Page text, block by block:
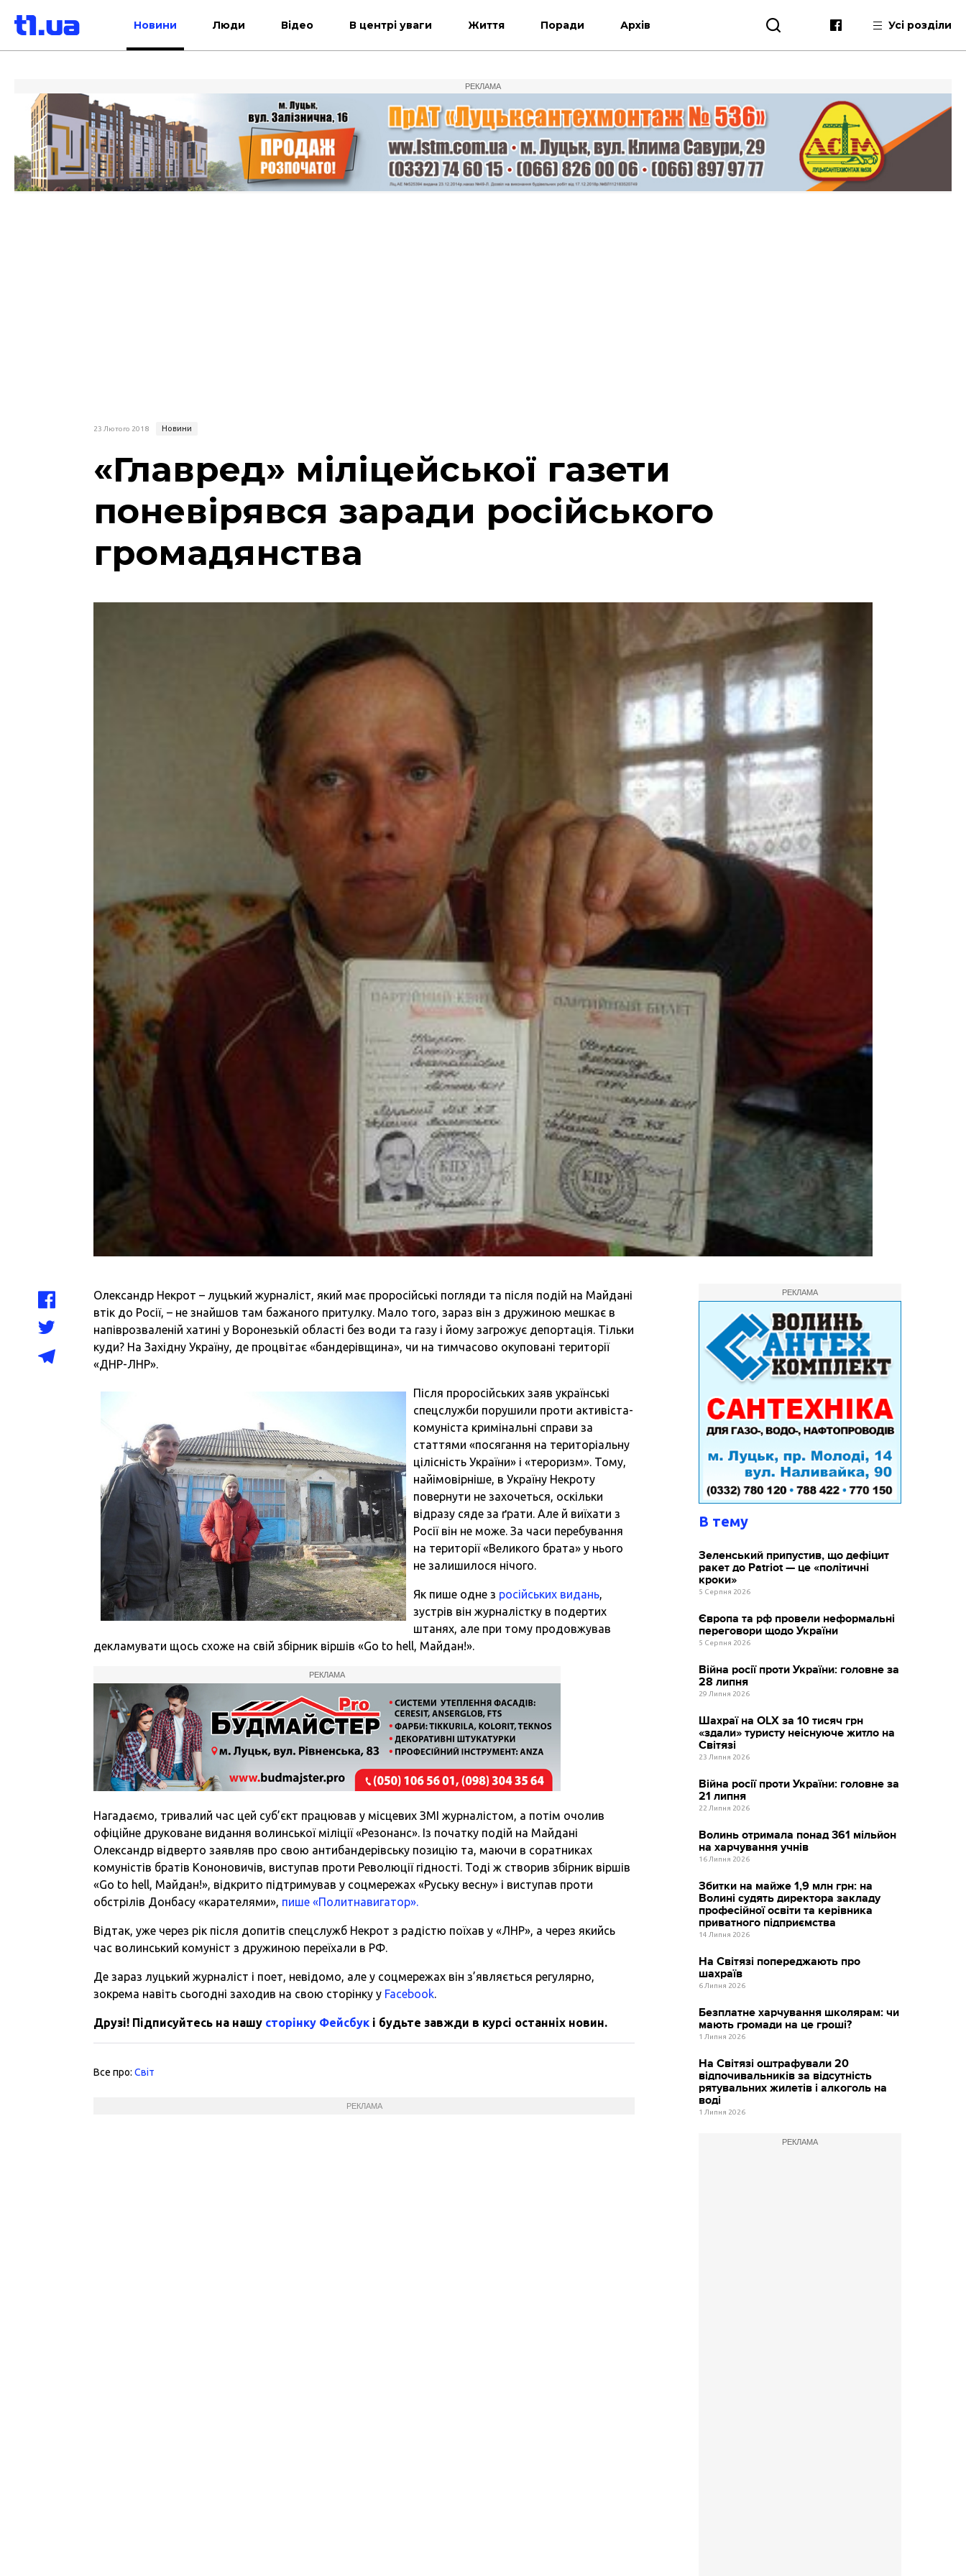
Новини Люди Відео В центрі уваги Життя Поради Архів Усі розділи
РЕКЛАМА
23 Лютого 2018 Новини
«Главред» міліцейської газети
поневірявся заради російського
громадянства
Олександр Некрот – луцький журналіст, який має проросійські погляди та після подій на Майдані
втік до Росії, – не знайшов там бажаного притулку. Мало того, зараз він з дружиною мешкає в
напіврозваленій хатині у Воронезькій області без води та газу і йому загрожує депортація. Тільки
куди? На Західну Україну, де процвітає «бандерівщина», чи на тимчасово окуповані території
«ДНР-ЛНР».
Після проросійських заяв українські
спецслужби порушили проти активіста-
комуніста кримінальні справи за
статтями «посягання на територіальну
цілісність України» і «тероризм». Тому,
найімовірніше, в Україну Некроту
повернути не захочеться, оскільки
відразу сяде за ґрати. Але й виїхати з
Росії він не може. За часи перебування
на території «Великого брата» у нього
не залишилося нічого.
Як пише одне з російських видань,
зустрів він журналістку в подертих
штанях, але при тому продовжував
декламувати щось схоже на свій збірник віршів «Go to hell, Майдан!».
РЕКЛАМА
Нагадаємо, тривалий час цей суб’єкт працював у місцевих ЗМІ журналістом, а потім очолив
офіційне друковане видання волинської міліції «Резонанс». Із початку подій на Майдані
Олександр відверто заявляв про свою антибандерівську позицію та, маючи в соратниках
комуністів братів Кононовичів, виступав проти Революції гідності. Тоді ж створив збірник віршів
«Go to hell, Майдан!», відкрито підтримував у соцмережах «Руську весну» і виступав проти
обстрілів Донбасу «карателями», пише «Политнавигатор».
Відтак, уже через рік після допитів спецслужб Некрот з радістю поїхав у «ЛНР», а через якийсь
час волинський комуніст з дружиною переїхали в РФ.
Де зараз луцький журналіст і поет, невідомо, але у соцмережах він з’являється регулярно,
зокрема навіть сьогодні заходив на свою сторінку у Facebook.
Друзі! Підписуйтесь на нашу сторінку Фейсбук і будьте завжди в курсі останніх новин.
Все про:Світ
РЕКЛАМА
РЕКЛАМА
В тему
Зеленський припустив, що дефіцит
ракет до Patriot — це «політичні
кроки»
5 Серпня 2026
Європа та рф провели неформальні
переговори щодо України
5 Серпня 2026
Війна росії проти України: головне за
28 липня
29 Липня 2026
Шахраї на OLX за 10 тисяч грн
«здали» туристу неіснуюче житло на
Світязі
23 Липня 2026
Війна росії проти України: головне за
21 липня
22 Липня 2026
Волинь отримала понад 361 мільйон
на харчування учнів
16 Липня 2026
Збитки на майже 1,9 млн грн: на
Волині судять директора закладу
професійної освіти та керівника
приватного підприємства
14 Липня 2026
На Світязі попереджають про
шахраїв
6 Липня 2026
Безплатне харчування школярам: чи
мають громади на це гроші?
1 Липня 2026
На Світязі оштрафували 20
відпочивальників за відсутність
рятувальних жилетів і алкоголь на
воді
1 Липня 2026
РЕКЛАМА